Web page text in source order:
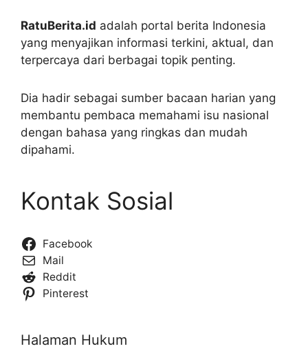
RatuBerita.id adalah portal berita Indonesia
yang menyajikan informasi terkini, aktual, dan
terpercaya dari berbagai topik penting.
Dia hadir sebagai sumber bacaan harian yang
membantu pembaca memahami isu nasional
dengan bahasa yang ringkas dan mudah
dipahami.
Kontak Sosial
Facebook
Mail
Reddit
Pinterest
Halaman Hukum